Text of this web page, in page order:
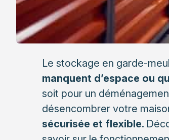
Le stockage en garde-
manquent d’espace ou
soit pour un
désencombrer votre
sécurisée et flexible.